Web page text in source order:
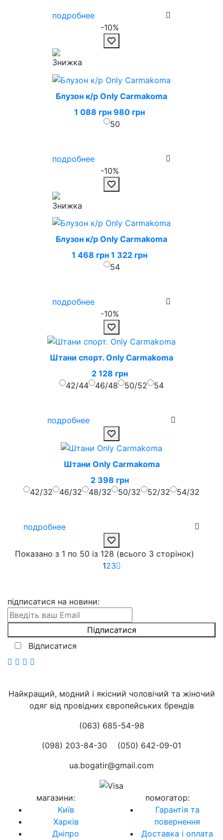
подробнее
-10%
Блузон к/р Only Carmakoma
1 088 грн 980 грн
50
подробнее
-10%
Блузон к/р Only Carmakoma
1 468 грн 1 322 грн
54
подробнее
-10%
Штани спорт. Only Carmakoma
2 128 грн
42/44
46/48 50/52 54
подробнее
Штани Only Carmakoma
2 398 грн
42/32
46/32 48/32 50/32 52/32 54/32
подробнее
Показано з 1 по 50 із 128 (всього 3 сторінок)
123
підписатися на новини:
Відписатися
Найкращий, модний і якісний чоловічий та жіночий
одяг від провідних європейських брендів
(063) 685-54-98
(098) 203-84-30
(050) 642-09-01
ua.bogatir@gmail.com
магазини:
Київ
Харків
Дніпро
помогатор:
Гарантія та
повернення
Доставка і оплата